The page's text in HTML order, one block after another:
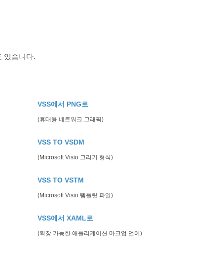
있습니다.
VSS에서 PNG로
(휴대용 네트워크 그래픽)
VSS TO VSDM
(Microsoft Visio 그리기 형식)
VSS TO VSTM
(Microsoft Visio 템플릿 파일)
VSS에서 XAML로
(확장 가능한 애플리케이션 마크업 언어)